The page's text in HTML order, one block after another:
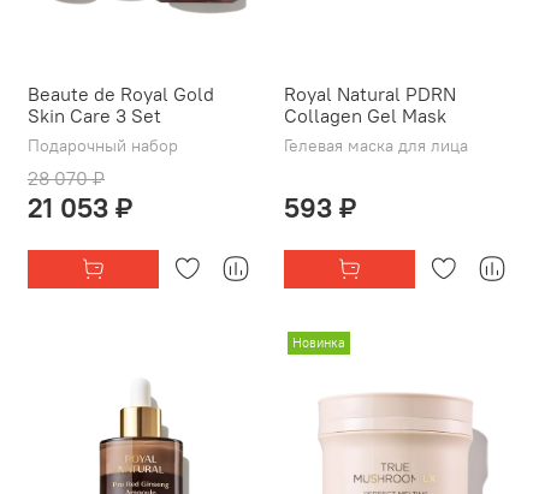
Beaute de Royal Gold
Skin Care 3 Set
Подарочный набор
28 070 ₽
21 053 ₽
Royal Natural PDRN
Collagen Gel Mask
Гелевая маска для лица
593 ₽
Новинка